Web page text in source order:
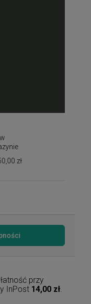
zł
przy
InPost 14,00 zł.